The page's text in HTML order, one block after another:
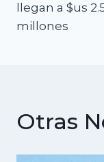
llegan a $us
millones
Otras